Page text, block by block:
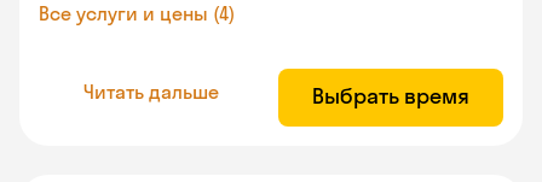
Все услуги и цены (4)
Читать дальше Выбрать время